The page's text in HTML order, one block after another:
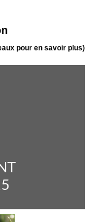
pour en savoir plus)